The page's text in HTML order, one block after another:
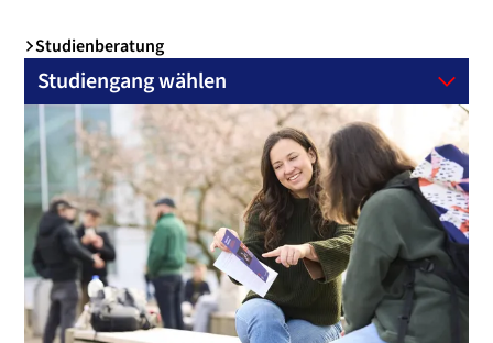
Studienberatung
Studiengang wählen